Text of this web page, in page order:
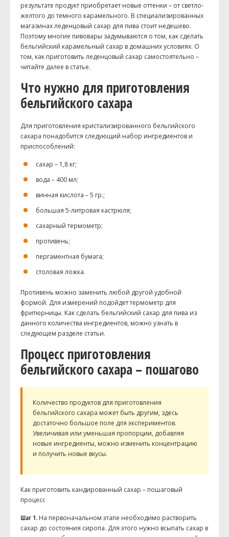
результате продукт приобретает новые оттенки – от светло-
желтого до темного карамельного. В специализированных
магазинах леденцовый сахар для пива стоит недешево.
Поэтому многие пивовары задумываются о том, как сделать
бельгийский карамельный сахар в домашних условиях. О
том, как приготовить леденцовый сахар самостоятельно –
читайте далее в статье.
Что нужно для приготовления
бельгийского сахара
Для приготовления кристализированного бельгийского
сахара понадобится следующий набор ингредиентов и
приспособлений:
сахар – 1,8 кг;
вода – 400 мл;
винная кислота – 5 гр.;
большая 5-литровая кастрюля;
сахарный термометр;
противень;
пергаментная бумага;
столовая ложка.
Противень можно заменить любой другой удобной
формой. Для измерений подойдет термометр для
фритюрницы. Как сделать бельгийский сахар для пива из
данного количества ингредиентов, можно узнать в
следующем разделе статьи.
Процесс приготовления
бельгийского сахара – пошагово
Количество продуктов для приготовления
бельгийского сахара может быть другим, здесь
достаточно большое поле для экспериментов.
Увеличивая или уменьшая пропорции, добавляя
новые ингредиенты, можно изменить концентрацию
и получить новые вкусы.
Как приготовить кандированный сахар – пошаговый
процесс
Шаг 1. На первоначальном этапе необходимо растворить
сахар до состояния сиропа. Для этого нужно всыпать сахар в